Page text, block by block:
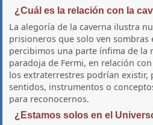
¿Cuál es la relación con la
La alegoría de la caverna ilustra
prisioneros que solo ven sombras
percibimos una parte ínfima de la
paradoja de Fermi, en relación
los extraterrestres podrían existir,
sentidos, instrumentos o
para reconocernos.
¿Estamos solos en el